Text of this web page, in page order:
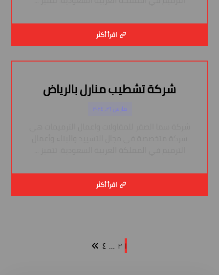
اقرأ أكثر
شركة تشطيب منارل بالرياض
مارس ٢٦, ٢٠٢٤
اقرأ أكثر
١ ٢ … ٤